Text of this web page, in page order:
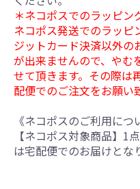
＊ネコポスでのラッピン
ネコポス発送でのラッピ
ジットカード決済以外の
が出来ませんので、やむ
せて頂きます。その際は
配便でのご注文をお願い
《ネコポスのご利用につ
【ネコポス対象商品】1
は宅配便でのお届けとな